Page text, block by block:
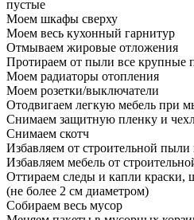
пустые
Моем шкафы сверху
Моем весь кухонный гарнитур
Отмываем жировые отложения
Протираем от пыли все крупные
Моем радиаторы отопления
Моем розетки/выключатели
Отодвигаем легкую мебель при
Снимаем защитную пленку и
Снимаем скотч
Избавляем от строительной
Избавляем мебель от
Оттираем следы и капли краски,
(не более 2 см диаметром)
Собираем весь мусор